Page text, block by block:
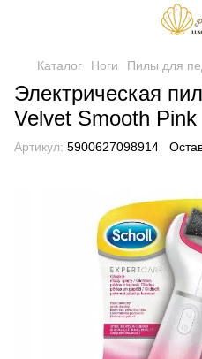
Каталог Ноги Пилы для
Электрическая
Velvet Smooth Pink
Артикул: 5900627098914